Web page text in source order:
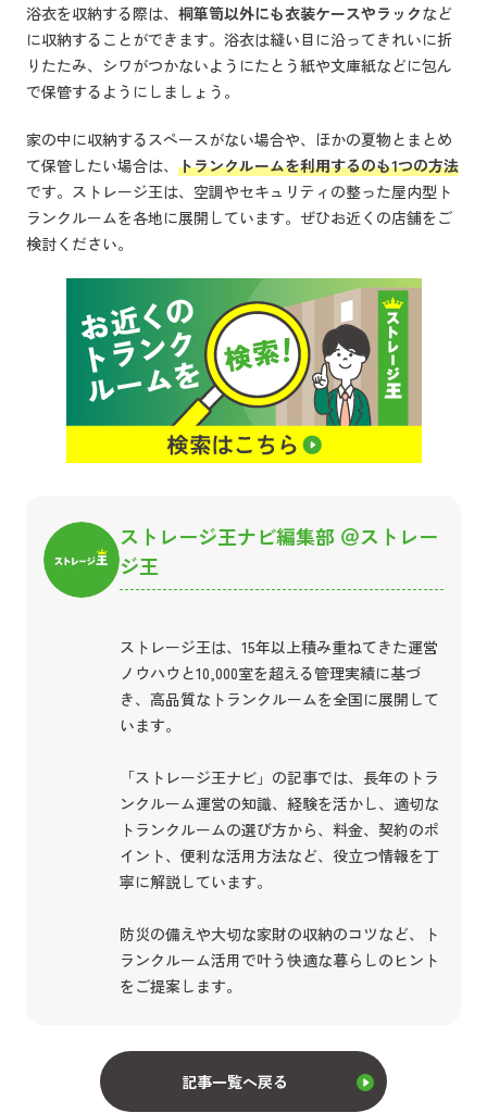
浴衣を収納する際は、 桐箪笥以外にも衣装ケースやラックなど
に収納することができます。浴衣は縫い目に沿ってきれいに折
りたたみ、シワがつかないようにたとう紙や文庫紙などに包ん
で保管するようにしましょう。
家の中に収納するスペースがない場合や、ほかの夏物とまとめ
て保管したい場合は、 トランクルームを利用するのも1つの方法
です。ストレージ王は、空調やセキュリティの整った屋内型ト
ランクルームを各地に展開しています。ぜひお近くの店舗をご
検討ください。
ストレージ王ナビ編集部 ＠ストレー
ジ王
ストレージ王は、15年以上積み重ねてきた運営
ノウハウと10,000室を超える管理実績に基づ
き、高品質なトランクルームを全国に展開して
います。
「ストレージ王ナビ」の記事では、長年のトラ
ンクルーム運営の知識、経験を活かし、適切な
トランクルームの選び方から、料金、契約のポ
イント、便利な活用方法など、役立つ情報を丁
寧に解説しています。
防災の備えや大切な家財の収納のコツなど、ト
ランクルーム活用で叶う快適な暮らしのヒント
をご提案します。
記事一覧へ戻る